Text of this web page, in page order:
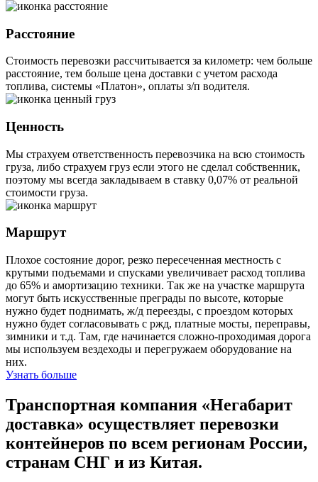
Расстояние
Стоимость перевозки рассчитывается за километр: чем больше
расстояние, тем больше цена доставки с учетом расхода
топлива, системы «Платон», оплаты з/п водителя.
Ценность
Мы страхуем ответственность перевозчика на всю стоимость
груза, либо страхуем груз если этого не сделал собственник,
поэтому мы всегда закладываем в ставку 0,07% от реальной
стоимости груза.
Маршрут
Плохое состояние дорог, резко пересеченная местность с
крутыми подъемами и спусками увеличивает расход топлива
до 65% и амортизацию техники. Так же на участке маршрута
могут быть искусственные преграды по высоте, которые
нужно будет поднимать, ж/д переезды, с проездом которых
нужно будет согласовывать с ржд, платные мосты, переправы,
зимники и т.д. Там, где начинается сложно-проходимая дорога
мы используем вездеходы и перегружаем оборудование на
них.
Узнать больше
Транспортная компания «Негабарит
доставка» осуществляет перевозки
контейнеров по всем регионам России,
странам СНГ и из Китая.